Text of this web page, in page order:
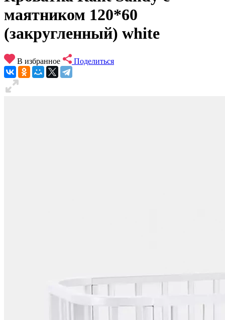
маятником 120*60
(закругленный) white
В избранное Поделиться